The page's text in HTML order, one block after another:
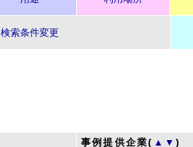
検索条件変更
事例提供企業( ▲ ▼)